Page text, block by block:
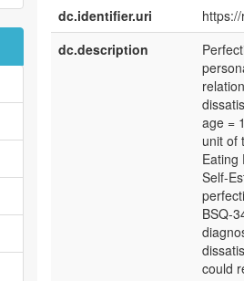
dc.identifier.uri
dc.description
age =
unit of
Eating
Self-
BSQ-
could